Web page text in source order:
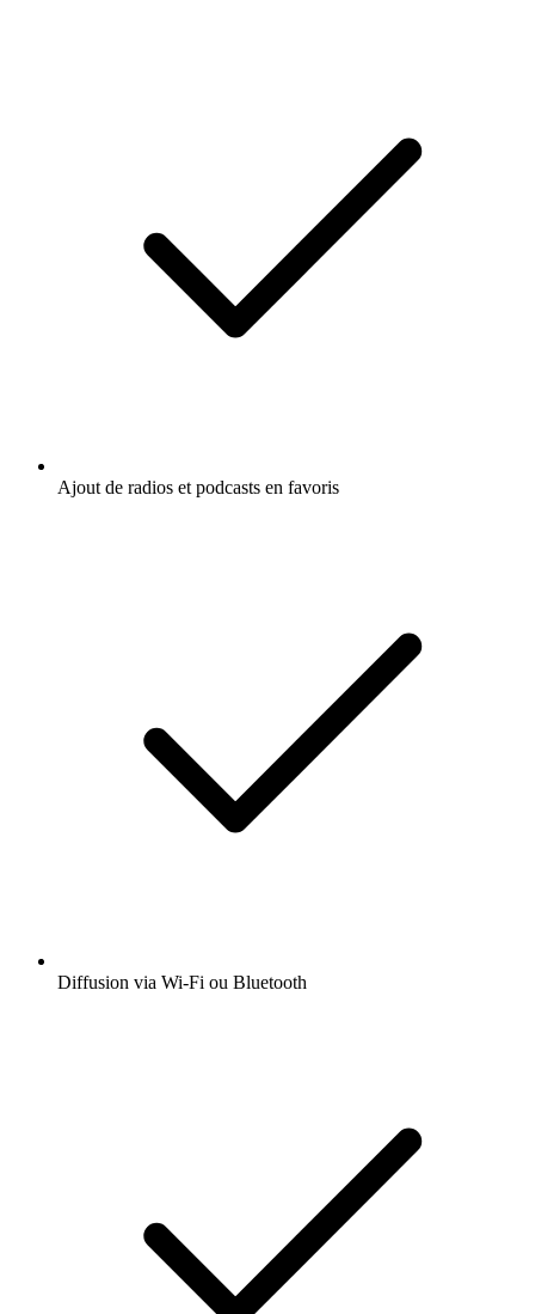
Ajout de radios et podcasts en favoris
Diffusion via Wi-Fi ou Bluetooth